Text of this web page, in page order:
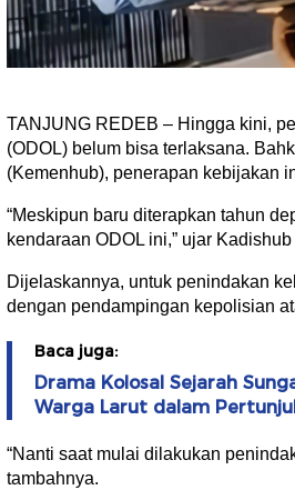
TANJUNG REDEB – Hingga kini,
(ODOL) belum bisa terlaksana.
(Kemenhub), penerapan kebijakan
“Meskipun baru diterapkan tahun
kendaraan ODOL ini,” ujar
Dijelaskannya, untuk penindakan
dengan pendampingan kepolisian
Baca juga:
Drama Kolosal Sejarah
Warga Larut dalam
“Nanti saat mulai dilakukan
tambahnya.